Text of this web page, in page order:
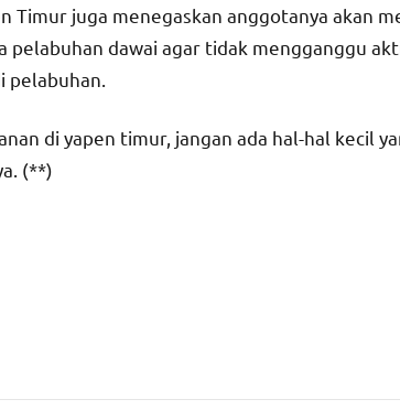
Timur juga menegaskan anggotanya akan
pelabuhan dawai agar tidak mengganggu
pelabuhan.
di yapen timur, jangan ada hal-hal kecil
(**)